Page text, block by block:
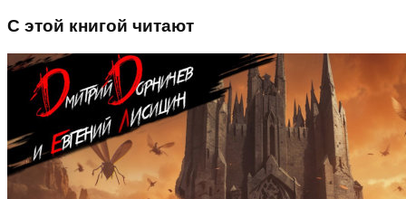
С этой книгой читают